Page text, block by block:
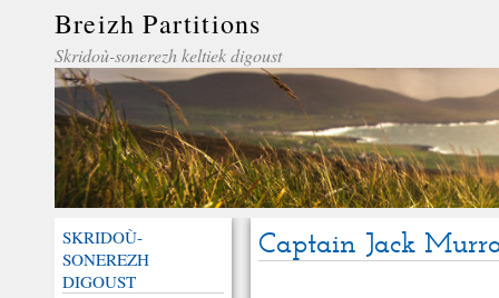
Breizh Partitions
Skridoù-sonerezh keltiek digoust
SKRIDOÙ-
SONEREZH
DIGOUST
Captain Jack